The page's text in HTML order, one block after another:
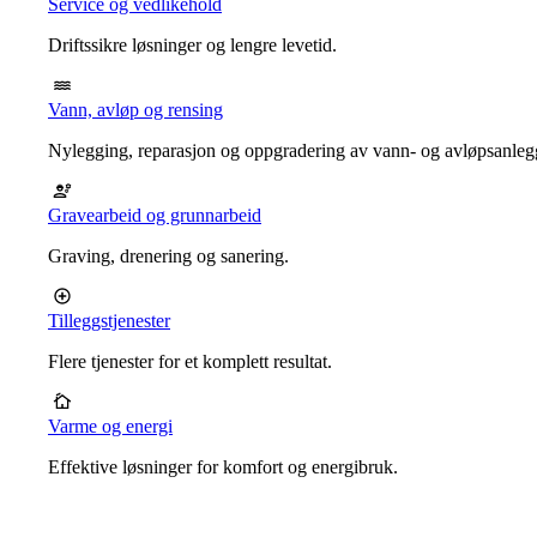
Driftssikre løsninger og lengre levetid.
Vann, avløp og rensing
Nylegging, reparasjon og oppgradering av vann- og
Gravearbeid og grunnarbeid
Graving, drenering og sanering.
Tilleggstjenester
Flere tjenester for et komplett resultat.
Varme og energi
Effektive løsninger for komfort og energibruk.